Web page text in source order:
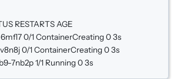
RESTARTS AGE
0/1ContainerCreating03s
0/1ContainerCreating03s
7nb2p1/1 Running03s